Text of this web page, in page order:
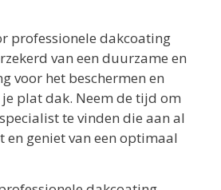
professionele dakcoating
van een duurzame en
voor het beschermen en
plat dak. Neem de tijd om
te vinden die aan al
en geniet van een optimaal